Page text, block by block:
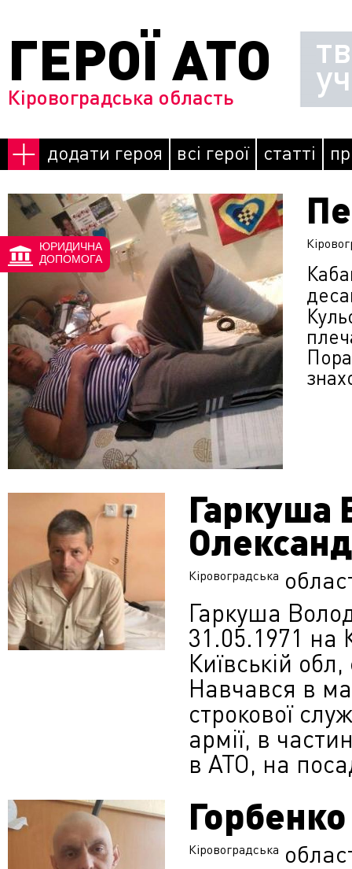
ГЕРОЇ АТО
Кіровоградська область
додати героя всі герої статті
Гаркуша
Кіровоградська
Гаркуша
31.05.1971 на
Київській
Навчався в
строкової
армії, в
в АТО, на
Кіровоградська
Сторінки
ЮРИДИЧНА
ДОПОМОГА